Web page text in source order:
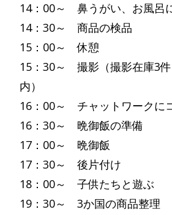
14：00～ 鼻うがい、お風呂
14：30～ 商品の検品
15：00～ 休憩
15：30～ 撮影（撮影在庫3
内）
16：00～ チャットワークに
16：30～ 晩御飯の準備
17：00～ 晩御飯
17：30～ 後片付け
18：00～ 子供たちと遊ぶ
19：30～ 3か国の商品整理